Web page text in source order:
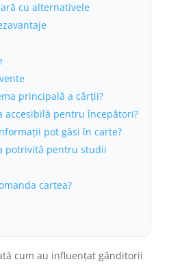
cu alternativele
principală a cărții?
accesibilă pentru începători?
pot găsi în carte?
potrivită pentru studii
cartea?
cum au influențat gânditorii